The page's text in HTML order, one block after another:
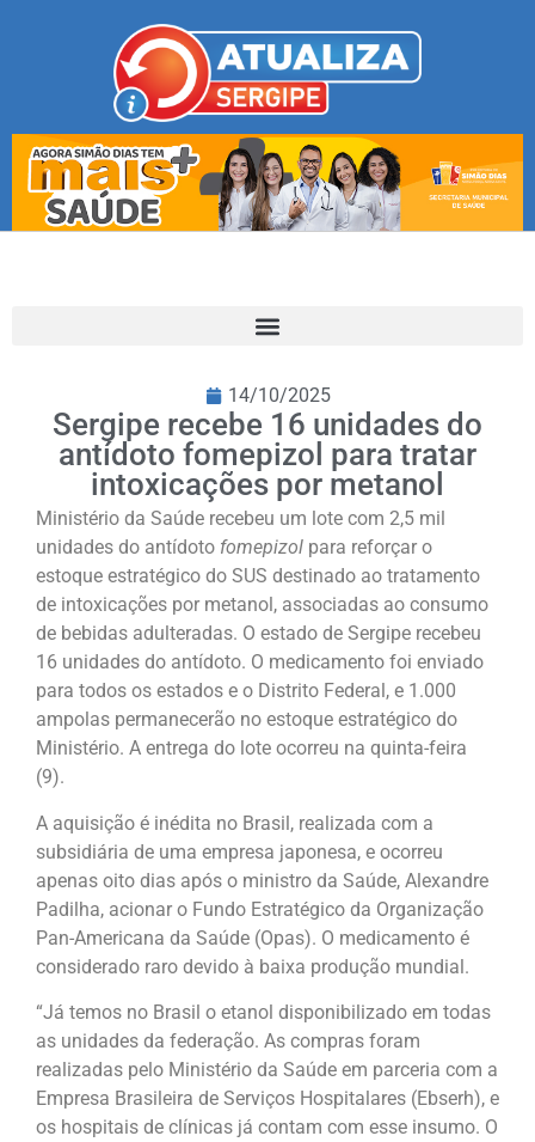
14/10/2025
Sergipe recebe 16 unidades do
antídoto fomepizol para tratar
intoxicações por metanol
Ministério da Saúde recebeu um lote com 2,5 mil
unidades do antídoto fomepizol para reforçar o
estoque estratégico do SUS destinado ao tratamento
de intoxicações por metanol, associadas ao consumo
de bebidas adulteradas. O estado de Sergipe recebeu
16 unidades do antídoto. O medicamento foi enviado
para todos os estados e o Distrito Federal, e 1.000
ampolas permanecerão no estoque estratégico do
Ministério. A entrega do lote ocorreu na quinta-feira
(9).
A aquisição é inédita no Brasil, realizada com a
subsidiária de uma empresa japonesa, e ocorreu
apenas oito dias após o ministro da Saúde, Alexandre
Padilha, acionar o Fundo Estratégico da Organização
Pan-Americana da Saúde (Opas). O medicamento é
considerado raro devido à baixa produção mundial.
“Já temos no Brasil o etanol disponibilizado em todas
as unidades da federação. As compras foram
realizadas pelo Ministério da Saúde em parceria com a
Empresa Brasileira de Serviços Hospitalares (Ebserh), e
os hospitais de clínicas já contam com esse insumo. O